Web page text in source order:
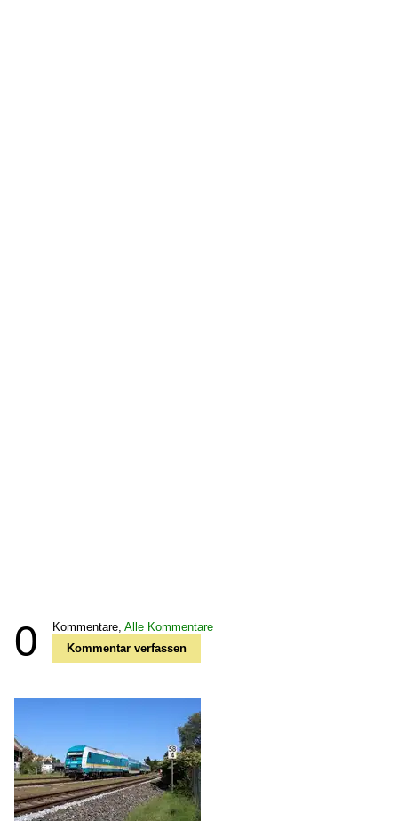
0 Kommentare, Alle Kommentare
Kommentar verfassen